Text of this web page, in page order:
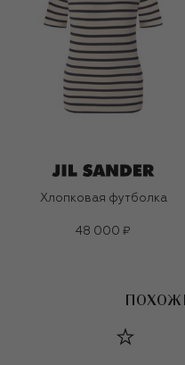
Хлопковая футболка
48 000 ₽